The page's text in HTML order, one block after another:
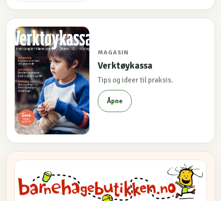
MAGASIN
Verktøykassa
Tips og ideer til praksis.
Åpne